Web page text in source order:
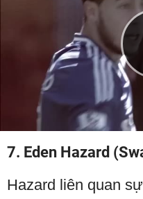
7. Eden Hazard
Hazard liên quan